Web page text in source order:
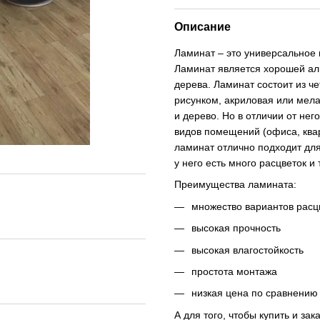
Описание
Ламинат – это
Ламинат является хорошей
дерева. Ламинат состоит из
рисунком, акриловая или
и дерево. Но в отличии от
видов помещений (офиса,
ламинат отлично подходит
у него есть много расцветок и
Преимущества ламината:
множество вариантов
высокая прочность
высокая влагостойкость
простота монтажа
низкая цена по
А для того, чтобы купить и